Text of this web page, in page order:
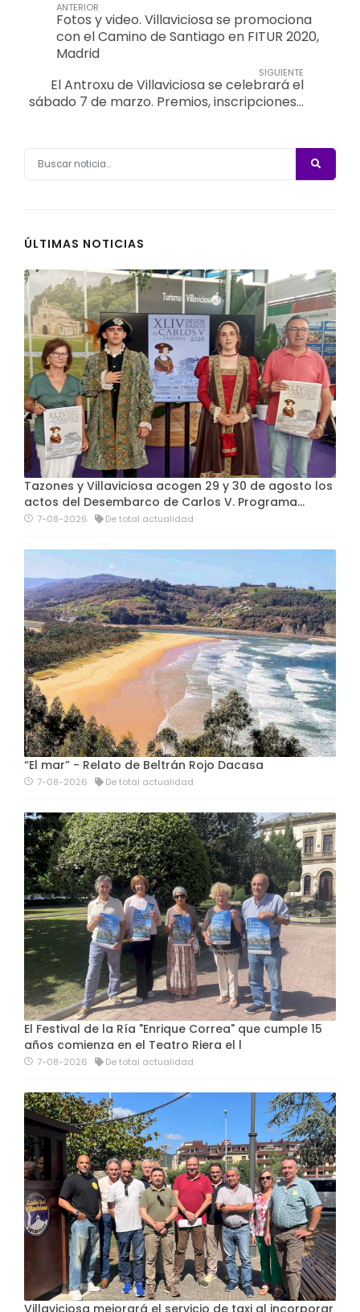
ANTERIOR
Fotos y video. Villaviciosa se promociona
con el Camino de Santiago en FITUR 2020,
Madrid
SIGUIENTE
El Antroxu de Villaviciosa se celebrará el
sábado 7 de marzo. Premios, inscripciones…
ÚLTIMAS NOTICIAS
Tazones y Villaviciosa acogen 29 y 30 de agosto los
actos del Desembarco de Carlos V. Programa…
7-08-2026 De total actualidad
“El mar” - Relato de Beltrán Rojo Dacasa
7-08-2026 De total actualidad
El Festival de la Ría "Enrique Correa" que cumple 15
años comienza en el Teatro Riera el l
7-08-2026 De total actualidad
Villaviciosa mejorará el servicio de taxi al incorporar